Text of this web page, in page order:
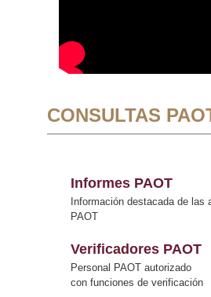
CONSULTAS
Informes PAOT
Información destacada de las
PAOT
Verificadores PAOT
Personal PAOT autorizado
con funciones de verificación